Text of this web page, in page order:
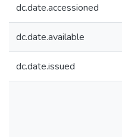
dc.date.accessioned
dc.date.available
dc.date.issued